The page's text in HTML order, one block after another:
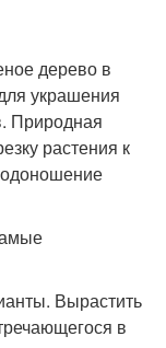
дерево в
украшения
Природная
растения к
Вырастить
в